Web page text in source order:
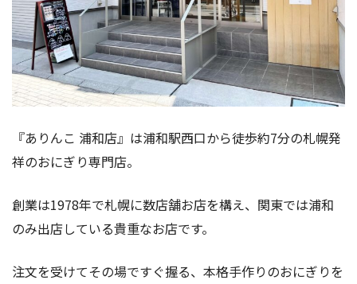
『ありんこ 浦和店』は浦和駅西口から徒歩約7分の札幌発
祥のおにぎり専門店。
創業は1978年で札幌に数店舗お店を構え、関東では浦和
のみ出店している貴重なお店です。
注文を受けてその場ですぐ握る、本格手作りのおにぎりを